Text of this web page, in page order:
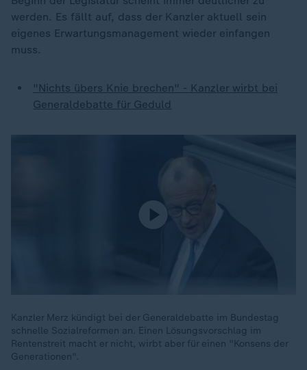
werden. Es fällt auf, dass der Kanzler aktuell sein
eigenes Erwartungsmanagement wieder einfangen
muss.
"Nichts übers Knie brechen" - Kanzler wirbt bei
Generaldebatte für Geduld
Kanzler Merz kündigt bei der Generaldebatte im Bundestag
schnelle Sozialreformen an. Einen Lösungsvorschlag im
Rentenstreit macht er nicht, wirbt aber für einen "Konsens der
Generationen".